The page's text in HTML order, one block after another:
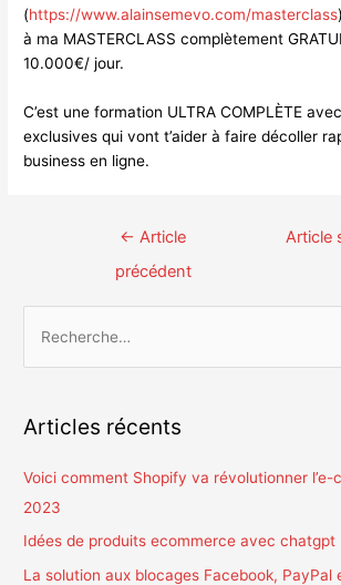
(https://www.alainsemevo.com/masterclass
à ma MASTERCLASS complètement
10.000€/ jour.
C’est une formation ULTRA COMPLÈTE
exclusives qui vont t’aider à faire décoller
business en ligne.
Navigation← Article
précédent
Article
e
r
c
Articles récents
Voici comment Shopify va révolutionner l’e-
2023
Idées de produits ecommerce avec chatgpt
La solution aux blocages Facebook, PayPal